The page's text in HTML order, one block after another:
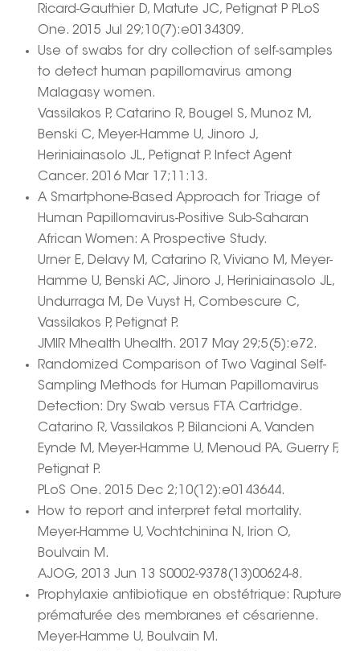
Ricard-Gauthier D, Matute JC, Petignat P PLoS
One. 2015 Jul 29;10(7):e0134309.
Use of swabs for dry collection of self-samples
to detect human papillomavirus among
Malagasy women.
Vassilakos P, Catarino R, Bougel S, Munoz M,
Benski C, Meyer-Hamme U, Jinoro J,
Heriniainasolo JL, Petignat P. Infect Agent
Cancer. 2016 Mar 17;11:13.
A Smartphone-Based Approach for Triage of
Human Papillomavirus-Positive Sub-Saharan
African Women: A Prospective Study.
Urner E, Delavy M, Catarino R, Viviano M, Meyer-
Hamme U, Benski AC, Jinoro J, Heriniainasolo JL,
Undurraga M, De Vuyst H, Combescure C,
Vassilakos P, Petignat P.
JMIR Mhealth Uhealth. 2017 May 29;5(5):e72.
Randomized Comparison of Two Vaginal Self-
Sampling Methods for Human Papillomavirus
Detection: Dry Swab versus FTA Cartridge.
Catarino R, Vassilakos P, Bilancioni A, Vanden
Eynde M, Meyer-Hamme U, Menoud PA, Guerry F,
Petignat P.
PLoS One. 2015 Dec 2;10(12):e0143644.
How to report and interpret fetal mortality.
Meyer-Hamme U, Vochtchinina N, Irion O,
Boulvain M.
AJOG, 2013 Jun 13 S0002-9378(13)00624-8.
Prophylaxie antibiotique en obstétrique: Rupture
prématurée des membranes et césarienne.
Meyer-Hamme U, Boulvain M.